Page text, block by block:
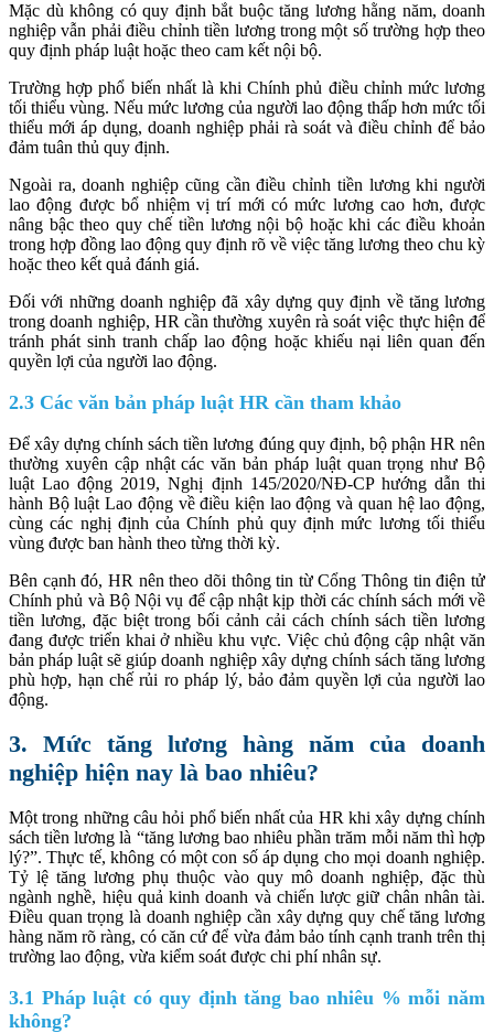
Mặc dù không có quy định bắt buộc tăng lương hằng năm, doanh
nghiệp vẫn phải điều chỉnh tiền lương trong một số trường hợp theo
quy định pháp luật hoặc theo cam kết nội bộ.
Trường hợp phổ biến nhất là khi Chính phủ điều chỉnh mức lương
tối thiểu vùng. Nếu mức lương của người lao động thấp hơn mức tối
thiểu mới áp dụng, doanh nghiệp phải rà soát và điều chỉnh để bảo
đảm tuân thủ quy định.
Ngoài ra, doanh nghiệp cũng cần điều chỉnh tiền lương khi người
lao động được bổ nhiệm vị trí mới có mức lương cao hơn, được
nâng bậc theo quy chế tiền lương nội bộ hoặc khi các điều khoản
trong hợp đồng lao động quy định rõ về việc tăng lương theo chu kỳ
hoặc theo kết quả đánh giá.
Đối với những doanh nghiệp đã xây dựng quy định về tăng lương
trong doanh nghiệp, HR cần thường xuyên rà soát việc thực hiện để
tránh phát sinh tranh chấp lao động hoặc khiếu nại liên quan đến
quyền lợi của người lao động.
2.3 Các văn bản pháp luật HR cần tham khảo
Để xây dựng chính sách tiền lương đúng quy định, bộ phận HR nên
thường xuyên cập nhật các văn bản pháp luật quan trọng như Bộ
luật Lao động 2019, Nghị định 145/2020/NĐ-CP hướng dẫn thi
hành Bộ luật Lao động về điều kiện lao động và quan hệ lao động,
cùng các nghị định của Chính phủ quy định mức lương tối thiểu
vùng được ban hành theo từng thời kỳ.
Bên cạnh đó, HR nên theo dõi thông tin từ Cổng Thông tin điện tử
Chính phủ và Bộ Nội vụ để cập nhật kịp thời các chính sách mới về
tiền lương, đặc biệt trong bối cảnh cải cách chính sách tiền lương
đang được triển khai ở nhiều khu vực. Việc chủ động cập nhật văn
bản pháp luật sẽ giúp doanh nghiệp xây dựng chính sách tăng lương
phù hợp, hạn chế rủi ro pháp lý, bảo đảm quyền lợi của người lao
động.
3. Mức tăng lương hàng năm của doanh
nghiệp hiện nay là bao nhiêu?
Một trong những câu hỏi phổ biến nhất của HR khi xây dựng chính
sách tiền lương là “tăng lương bao nhiêu phần trăm mỗi năm thì hợp
lý?”. Thực tế, không có một con số áp dụng cho mọi doanh nghiệp.
Tỷ lệ tăng lương phụ thuộc vào quy mô doanh nghiệp, đặc thù
ngành nghề, hiệu quả kinh doanh và chiến lược giữ chân nhân tài.
Điều quan trọng là doanh nghiệp cần xây dựng quy chế tăng lương
hàng năm rõ ràng, có căn cứ để vừa đảm bảo tính cạnh tranh trên thị
trường lao động, vừa kiểm soát được chi phí nhân sự.
3.1 Pháp luật có quy định tăng bao nhiêu % mỗi năm
không?